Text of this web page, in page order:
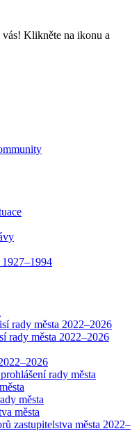
Klikněte na ikonu a
rady města 2022–2026
rady města 2022–2026
rady města
města
města
zastupitelstva města 2022–